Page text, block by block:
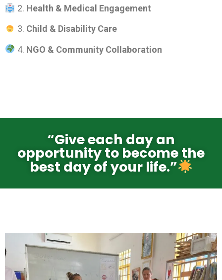
2. Health & Medical Engagement
3. Child & Disability Care
4. NGO & Community Collaboration
“Give each day an
opportunity to become the
best day of your life.”